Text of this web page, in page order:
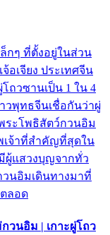
ล็กๆ ที่ตั้งอยู่ในส่วน
เจียง ประเทศจีน
ถวซานเป็น 1 ใน 4
วพุทธจีนเชื่อกันว่าผู่
ระโพธิสัตว์กวนอิม
เจ้าที่สำคัญที่สุดใน
ผู้แสวงบุญจากทั่ว
วนอิมเดินทางมาที่
ลอด
วนอิม | เกาะผู่โถว